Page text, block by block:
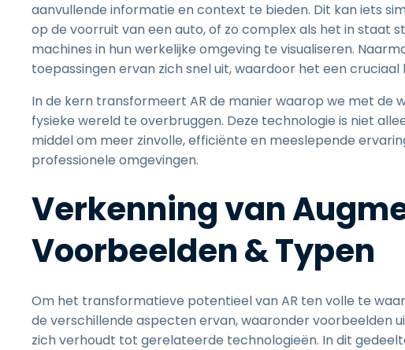
aanvullende informatie en context te bieden. Dit kan iets
op de voorruit van een auto, of zo complex als het in staat
machines in hun werkelijke omgeving te visualiseren.
toepassingen ervan zich snel uit, waardoor het een
In de kern transformeert AR de manier waarop we met de
fysieke wereld te overbruggen. Deze technologie is niet
middel om meer zinvolle, efficiënte en meeslepende
professionele omgevingen.
Verkenning van
Voorbeelden & Typen
Om het transformatieve potentieel van AR ten volle te
de verschillende aspecten ervan, waaronder voorbeelden
zich verhoudt tot gerelateerde technologieën. In dit